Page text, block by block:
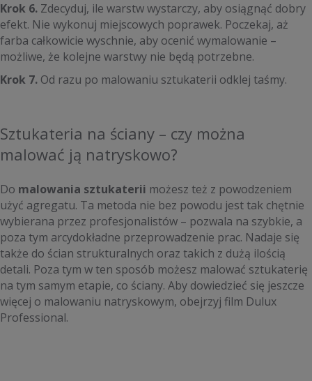
Krok 6. Zdecyduj, ile warstw wystarczy, aby osiągnąć dobry
efekt. Nie wykonuj miejscowych poprawek. Poczekaj, aż
farba całkowicie wyschnie, aby ocenić wymalowanie –
możliwe, że kolejne warstwy nie będą potrzebne.
Krok 7. Od razu po malowaniu sztukaterii odklej taśmy.
Sztukateria na ściany – czy można
malować ją natryskowo?
Do malowania sztukaterii możesz też z powodzeniem
użyć agregatu. Ta metoda nie bez powodu jest tak chętnie
wybierana przez profesjonalistów – pozwala na szybkie, a
poza tym arcydokładne przeprowadzenie prac. Nadaje się
także do ścian strukturalnych oraz takich z dużą ilością
detali. Poza tym w ten sposób możesz malować sztukaterię
na tym samym etapie, co ściany. Aby dowiedzieć się jeszcze
więcej o malowaniu natryskowym, obejrzyj film Dulux
Professional.